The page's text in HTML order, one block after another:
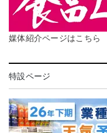
媒体紹介ページはこちら
特設ページ